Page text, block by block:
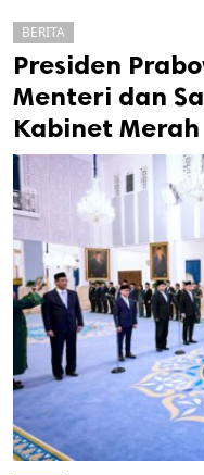
cipta.
BERITA
Presiden
Menteri dan
Kabinet